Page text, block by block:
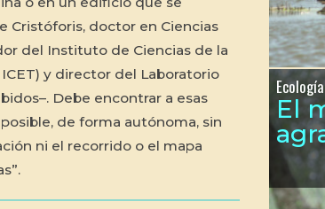
Cristóforis, doctor en Ciencias
del Instituto de Ciencias de la
y director del Laboratorio
Debe encontrar a esas
de forma autónoma, sin
ni el recorrido o el mapa
El